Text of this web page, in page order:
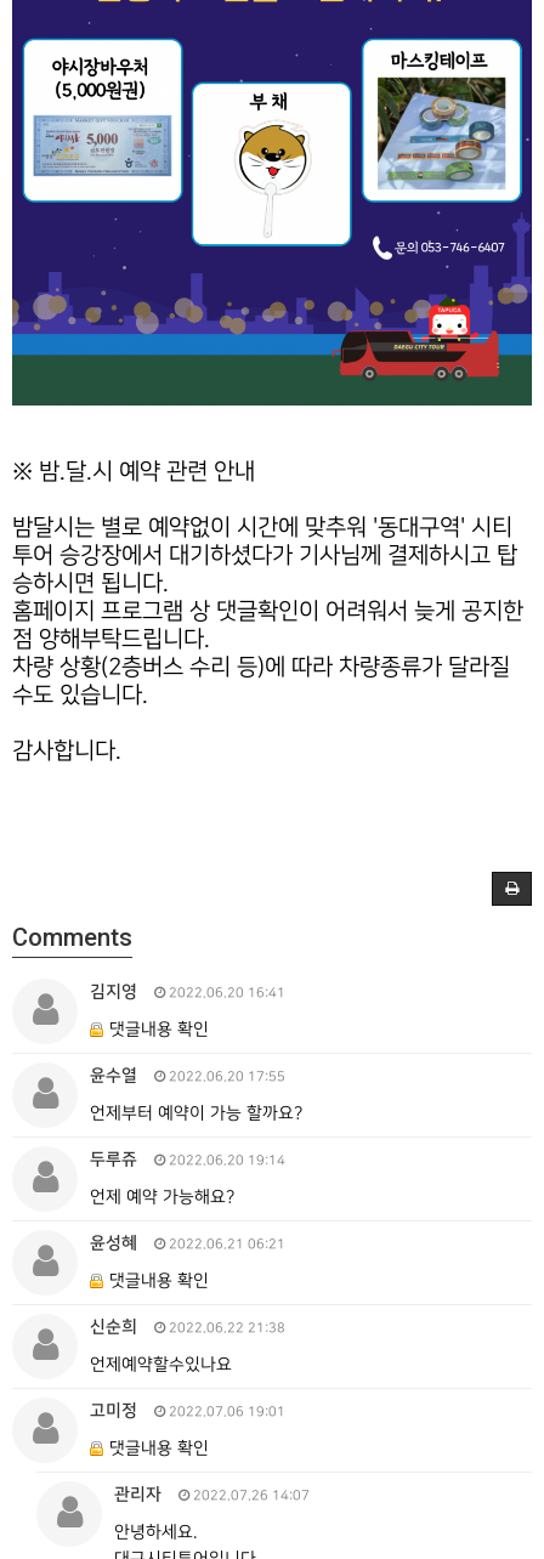
※ 밤.달.시 예약 관련 안내
밤달시는 별로 예약없이 시간에 맞추워 '동대구역' 시티
투어 승강장에서 대기하셨다가 기사님께 결제하시고 탑
승하시면 됩니다.
홈페이지 프로그램 상 댓글확인이 어려워서 늦게 공지한
점 양해부탁드립니다.
차량 상황(2층버스 수리 등)에 따라 차량종류가 달라질
수도 있습니다.
감사합니다.
Comments
김지영 2022.06.20 16:41
댓글내용 확인
윤수열 2022.06.20 17:55
언제부터 예약이 가능 할까요?
두루쥬 2022.06.20 19:14
언제 예약 가능해요?
윤성혜 2022.06.21 06:21
댓글내용 확인
신순희 2022.06.22 21:38
언제예약할수있나요
고미정 2022.07.06 19:01
댓글내용 확인
관리자 2022.07.26 14:07
안녕하세요.